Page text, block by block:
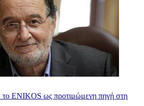
ENIKOS ως προτιμώμενη πηγή στη